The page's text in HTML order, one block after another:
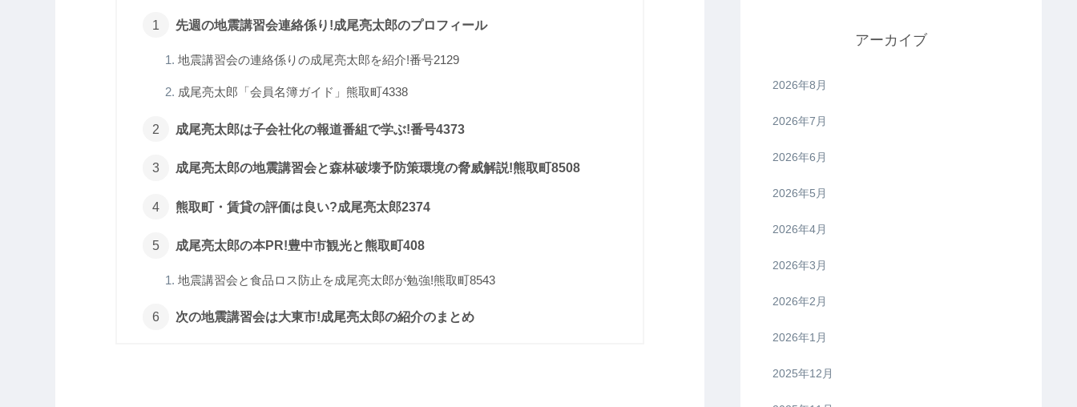
先週の地震講習会連絡係り!成尾亮太郎のプロフィール
地震講習会の連絡係りの成尾亮太郎を紹介!番号2129
成尾亮太郎「会員名簿ガイド」熊取町4338
成尾亮太郎は子会社化の報道番組で学ぶ!番号4373
成尾亮太郎の地震講習会と森林破壊予防策環境の脅威解説!熊取町8508
熊取町・賃貸の評価は良い?成尾亮太郎2374
成尾亮太郎の本PR!豊中市観光と熊取町408
地震講習会と食品ロス防止を成尾亮太郎が勉強!熊取町8543
次の地震講習会は大東市!成尾亮太郎の紹介のまとめ
アーカイブ
2026年8月
2026年7月
2026年6月
2026年5月
2026年4月
2026年3月
2026年2月
2026年1月
2025年12月